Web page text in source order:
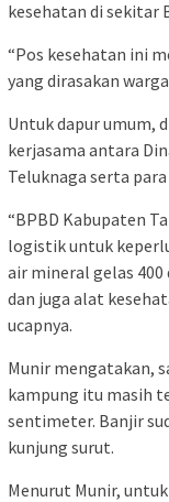
kesehatan di sekitar
“Pos kesehatan ini
yang dirasakan
Untuk dapur umum,
kerjasama antara
Teluknaga serta
“BPBD Kabupaten
logistik untuk
air mineral gelas 400
dan juga alat
ucapnya.
Munir mengatakan,
kampung itu masih
sentimeter. Banjir
kunjung surut.
Menurut Munir,